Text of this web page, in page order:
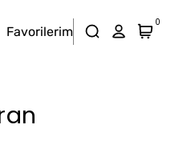
Favorilerim
0